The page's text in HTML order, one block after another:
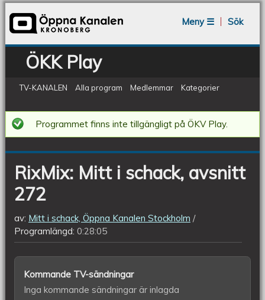
Meny ☰
Sök
ÖKK Play
TV-KANALEN Alla program Medlemmar Kategorier
RixMix:
Mitt
i
schack,
avsnitt
272
Programmet finns inte tillgängligt på ÖKV Play.
RixMix: Mitt i schack, avsnitt
272
av: Mitt i schack, Öppna Kanalen Stockholm
Programlängd: 0:28:05
Kommande TV-sändningar
Inga kommande sändningar är inlagda